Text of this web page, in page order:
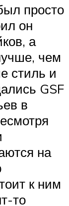
просто
он
а
чем
стиль и
GSF
в
на
к ним
то